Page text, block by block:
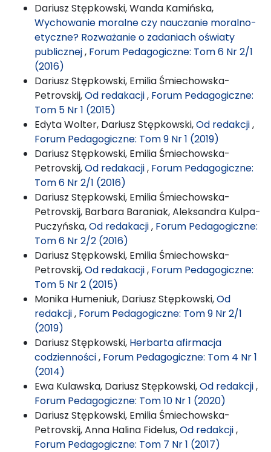
Dariusz Stępkowski, Wanda Kamińska,
Wychowanie moralne czy nauczanie moralno-
etyczne? Rozważanie o zadaniach oświaty
publicznej, Forum Pedagogiczne: Tom 6 Nr 2/1
(2016)
Dariusz Stępkowski, Emilia Śmiechowska-
Petrovskij,Od redakacji, Forum Pedagogiczne:
Tom 5 Nr 1 (2015)
Edyta Wolter, Dariusz Stępkowski,Od redakcji,
Forum Pedagogiczne: Tom 9 Nr 1 (2019)
Dariusz Stępkowski, Emilia Śmiechowska-
Petrovskij,Od redakacji, Forum Pedagogiczne:
Tom 6 Nr 2/1 (2016)
Dariusz Stępkowski, Emilia Śmiechowska-
Petrovskij, Barbara Baraniak, Aleksandra Kulpa-
Puczyńska,Od redakacji, Forum Pedagogiczne:
Tom 6 Nr 2/2 (2016)
Dariusz Stępkowski, Emilia Śmiechowska-
Petrovskij,Od redakacji, Forum Pedagogiczne:
Tom 5 Nr 2 (2015)
Monika Humeniuk, Dariusz Stępkowski,Od
redakcji, Forum Pedagogiczne: Tom 9 Nr 2/1
(2019)
Dariusz Stępkowski, Herbarta afirmacja
codzienności, Forum Pedagogiczne: Tom 4 Nr 1
(2014)
Ewa Kulawska, Dariusz Stępkowski,Od redakcji,
Forum Pedagogiczne: Tom 10 Nr 1 (2020)
Dariusz Stępkowski, Emilia Śmiechowska-
Petrovskij, Anna Halina Fidelus,Od redakcji,
Forum Pedagogiczne: Tom 7 Nr 1 (2017)